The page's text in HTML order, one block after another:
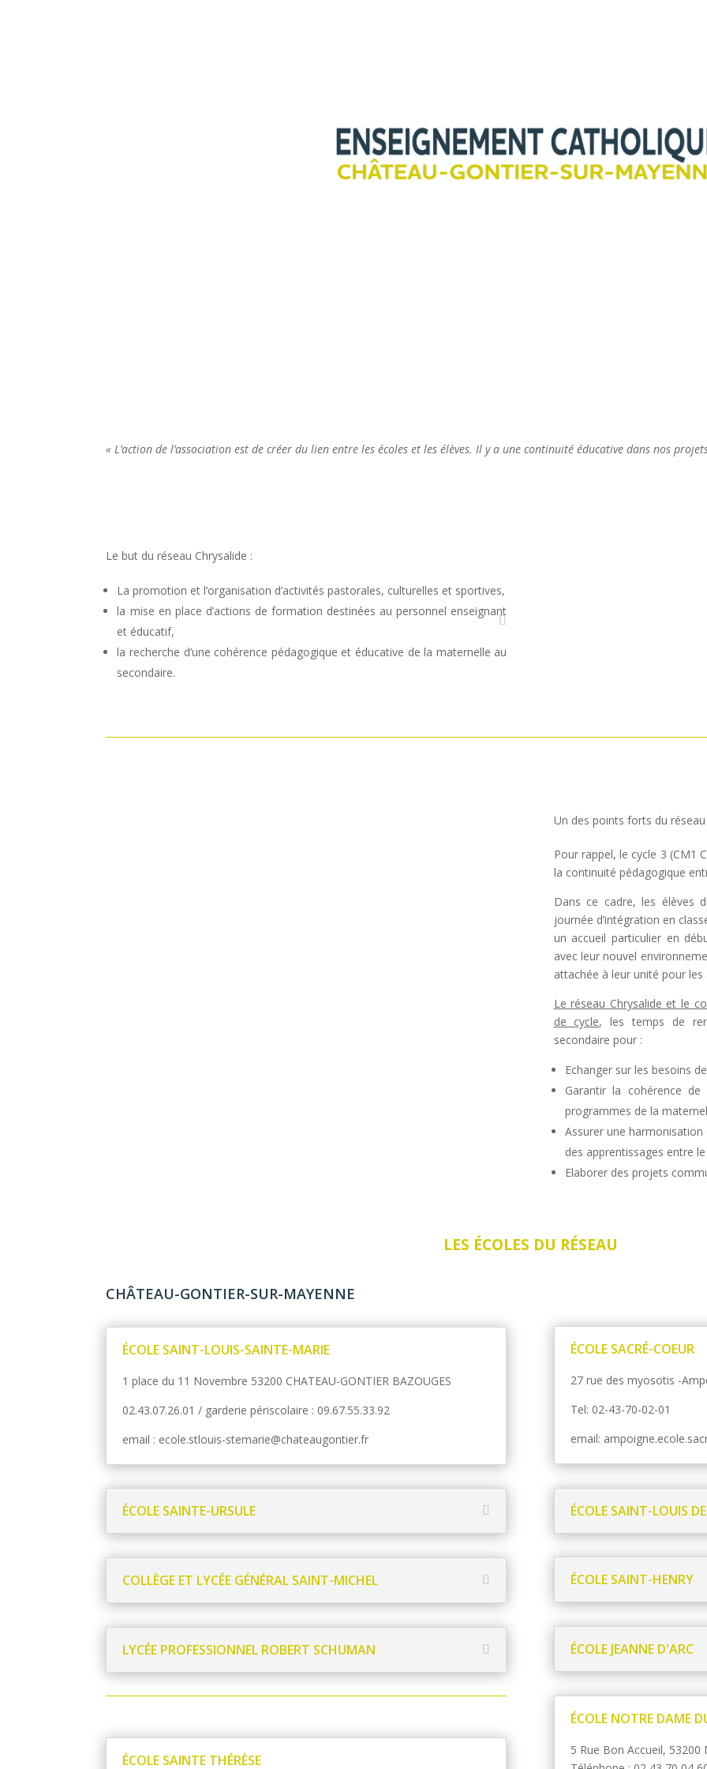
« L’action de l’association est de créer du lien entre les écoles et les élèves.Il y a une continuité éducative dans nos
Le but du réseau Chrysalide :
La promotion et l’organisation d’activités pastorales, culturelles et sportives,
la mise en place d’actions de formation destinées au personnel enseignant
et éducatif,
la recherche d’une cohérence pédagogique et éducative de la maternelle au
secondaire.
Un des points forts du
Pour rappel, le cycle 3 (CM1
la continuité pédagogique
Dans ce cadre, les élèves
journée d’intégration en
un accueil particulier en
avec leur nouvel
attachée à leur unité pour
Le réseau Chrysalide et le
de cycle, les temps de
secondaire pour :
Echanger sur les besoins
Garantir la cohérence
programmes de la
Assurer une
des apprentissages entre
Elaborer des projets
LES ÉCOLES DU RÉSEAU
CHÂTEAU-GONTIER-SUR-MAYENNE
ÉCOLE SAINT-LOUIS-SAINTE-MARIE
1 place du 11 Novembre 53200 CHATEAU-GONTIER BAZOUGES
02.43.07.26.01 / garderie périscolaire : 09.67.55.33.92
email : ecole.stlouis-stemarie@chateaugontier.fr
ÉCOLE SAINTE-URSULE
COLLÈGE ET LYCÉE GÉNÉRAL SAINT-MICHEL
LYCÉE PROFESSIONNEL ROBERT SCHUMAN
ÉCOLE SAINTE THÉRÈSE
ÉCOLE SACRÉ-COEUR
27 rue des myosotis -
Tel: 02-43-70-02-01
email:
ÉCOLE SAINT-LOUIS
ÉCOLE SAINT-HENRY
ÉCOLE JEANNE D'ARC
ÉCOLE NOTRE DAME
5 Rue Bon Accueil, 53200